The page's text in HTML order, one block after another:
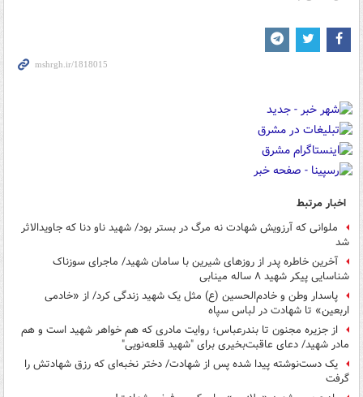
اخبار مرتبط
ملوانی که آرزویش شهادت نه مرگ در بستر بود/ شهید ناو دنا که جاویدالاثر
شد
آخرین خاطره پدر از روزهای شیرین با سامان شهید/ ماجرای سوزناک
شناسایی پیکر شهید ۸ ساله مینابی
پاسدار وطن و خادم‌الحسین (ع) مثل یک شهید زندگی کرد/ از «خادمی
اربعین» تا شهادت در لباس سپاه
از جزیره مجنون تا بندرعباس؛ روایت مادری که هم خواهر شهید است و هم
مادر شهید/ دعای عاقبت‌بخیری برای "شهید قلعه‌نویی"
یک دست‌نوشته پیدا شده پس از شهادت/ دختر نخبه‌ای که رزق شهادتش را
گرفت